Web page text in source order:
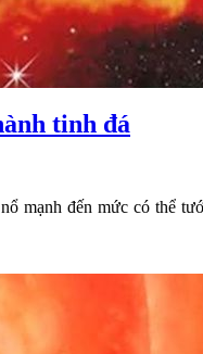
tinh đá
đến mức có thể